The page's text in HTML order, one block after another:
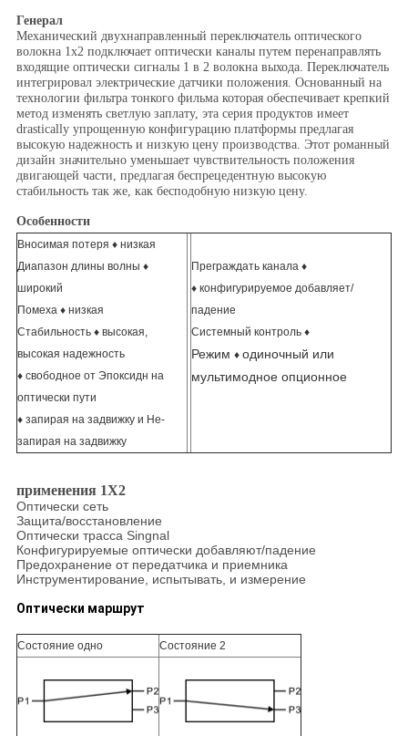
Генерал
Механический двухнаправленный переключатель оптического
волокна 1x2 подключает оптически каналы путем перенаправлять
входящие оптически сигналы 1 в 2 волокна выхода. Переключатель
интегрировал электрические датчики положения. Основанный на
технологии фильтра тонкого фильма которая обеспечивает крепкий
метод изменять светлую заплату, эта серия продуктов имеет
drastically упрощенную конфигурацию платформы предлагая
высокую надежность и низкую цену производства. Этот романный
дизайн значительно уменьшает чувствительность положения
двигающей части, предлагая беспрецедентную высокую
стабильность так же, как бесподобную низкую цену.
Особенности
Вносимая потеря ♦ низкая
Диапазон длины волны ♦
широкий
Помеха ♦ низкая
Стабильность ♦ высокая,
высокая надежность
♦ свободное от Эпоксидн на
оптически пути
♦ запирая на задвижку и Не-
запирая на задвижку
Преграждать канала ♦
♦ конфигурируемое добавляет/
падение
Системный контроль ♦
Режим ♦ одиночный или
мультимодное опционное
применения 1X2
Оптически сеть
Защита/восстановление
Оптически трасса Singnal
Конфигурируемые оптически добавляют/падение
Предохранение от передатчика и приемника
Инструментирование, испытывать, и измерение
Оптически маршрут
Состояние одно Состояние 2